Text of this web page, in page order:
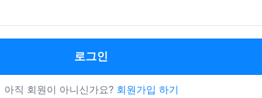
로그인
아직 회원이 아니신가요? 회원가입 하기